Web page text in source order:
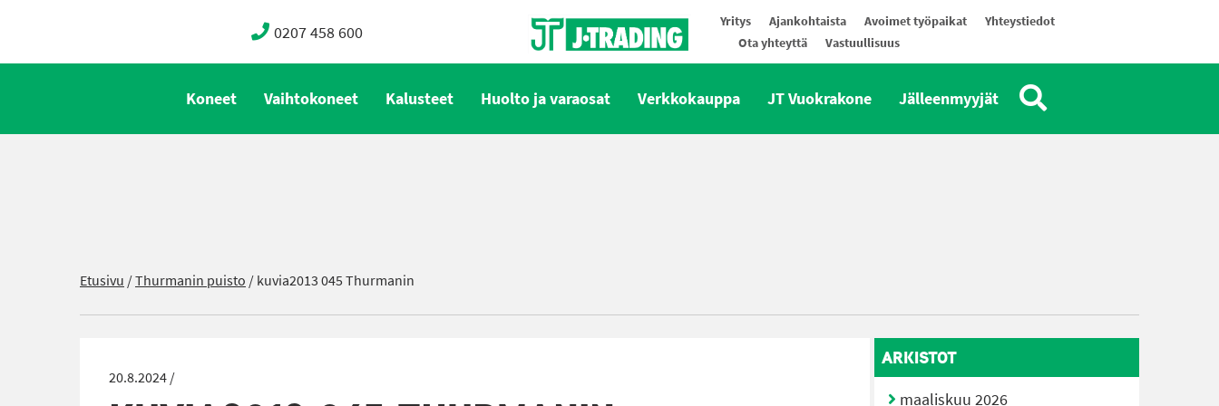
0207 458 600 Yritys Ajankohtaista Avoimet työpaikat
Yhteystiedot
Ota yhteyttä
Vastuullisuus
Koneet Vaihtokoneet Kalusteet Huolto ja varaosat Verkkokauppa JT Vuokrakone Jälleenmyyjät
Etusivu /Thurmanin puisto /kuvia2013 045 Thurmanin
20.8.2024 /
ARKISTOT
maaliskuu 2026